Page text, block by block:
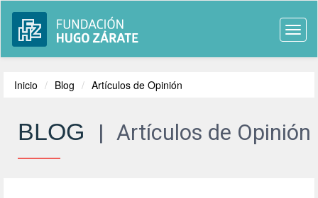
Inicio Blog Artículos de Opinión
BLOG | Artículos de Opinión